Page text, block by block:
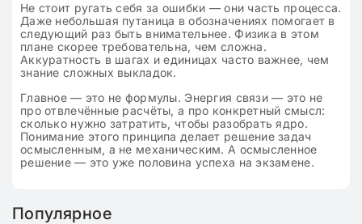
Не стоит ругать себя за ошибки — они часть процесса.
Даже небольшая путаница в обозначениях помогает в
следующий раз быть внимательнее. Физика в этом
плане скорее требовательна, чем сложна.
Аккуратность в шагах и единицах часто важнее, чем
знание сложных выкладок.
Главное — это не формулы. Энергия связи — это не
про отвлечённые расчёты, а про конкретный смысл:
сколько нужно затратить, чтобы разобрать ядро.
Понимание этого принципа делает решение задач
осмысленным, а не механическим. А осмысленное
решение — это уже половина успеха на экзамене.
Популярное